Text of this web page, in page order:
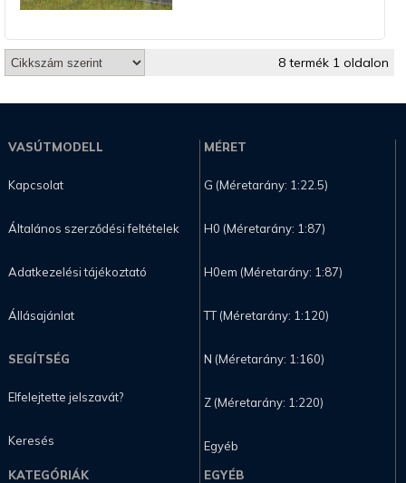
8 termék 1 oldalon
VASÚTMODELL
Kapcsolat
Általános szerződési feltételek
Adatkezelési tájékoztató
Állásajánlat
SEGÍTSÉG
Elfelejtette jelszavát?
Keresés
MÉRET
G (Méretarány: 1:22.5)
H0 (Méretarány: 1:87)
H0em (Méretarány: 1:87)
TT (Méretarány: 1:120)
N (Méretarány: 1:160)
Z (Méretarány: 1:220)
Egyéb
KATEGÓRIÁK
EGYÉB